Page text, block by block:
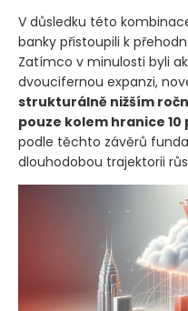
V důsledku této
banky přistoupili k
Zatímco v minulosti byli
dvoucifernou expanzi,
strukturálně nižším
pouze kolem hranice
podle těchto závěrů
dlouhodobou trajektorii